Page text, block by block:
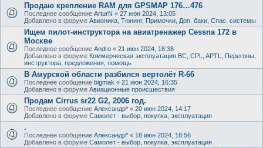
Продаю крепление RAM для GPSMAP 176…476
Последнее сообщение ArturN « 27 июн 2024, 13:05
Добавлено в форуме Авионика, Тюнинг, Примочки, Доп. баки, Спас. системы
Ищем пилот-инструктора на авиатренажер Cessna 172 в
Москве
Последнее сообщение Andro « 21 июн 2024, 18:38
Добавлено в форуме Коммерческая эксплуатация ВС, CPL, APTL, Перегоны,
инструктора, предложения, помощь
В Амурской области разбился вертолёт R-66
Последнее сообщение bigmak « 21 июн 2024, 16:35
Добавлено в форуме Авиационные происшествия
Продам Cirrus sr22 G2, 2006 год.
Последнее сообщение Александр* « 20 июн 2024, 14:17
Добавлено в форуме Самолет - выбор, покупка, эксплуатация
.
Последнее сообщение Александр* « 18 июн 2024, 18:56
Добавлено в форуме Самолет - выбор, покупка, эксплуатация